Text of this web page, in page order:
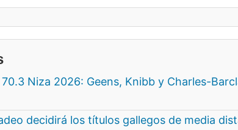
Niza 2026: Geens, Knibb y Charles-
decidirá los títulos gallegos de media